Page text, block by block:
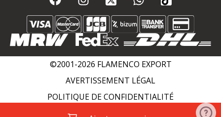
©2001-2026 FLAMENCO EXPORT
AVERTISSEMENT LÉGAL
POLITIQUE DE CONFIDENTIALITÉ
POLITIQUE DE COOKIES
WIKI FLAMENCO